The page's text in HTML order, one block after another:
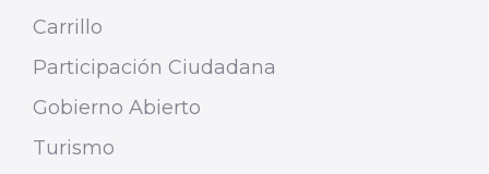
Carrillo
Participación Ciudadana
Gobierno Abierto
Turismo